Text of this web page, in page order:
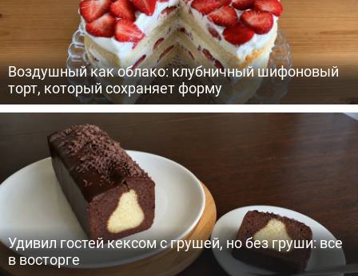
Воздушный как облако: клубничный шифоновый
торт, который сохраняет форму
Удивил гостей кексом с грушей, но без груши: все
в восторге